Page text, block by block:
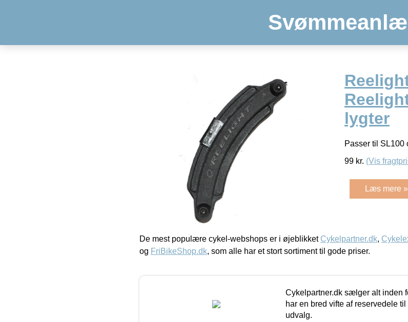
lygter
Passer til SL100
99 kr. (Vis
Læs mere »
De mest populære cykel-webshops er i øjeblikket Cykelpartner.dk,
og FriBikeShop.dk, som alle har et stort sortiment til gode priser.
Cykelpartner.dk sælger alt inden
har en bred vifte af reservedele
udvalg.